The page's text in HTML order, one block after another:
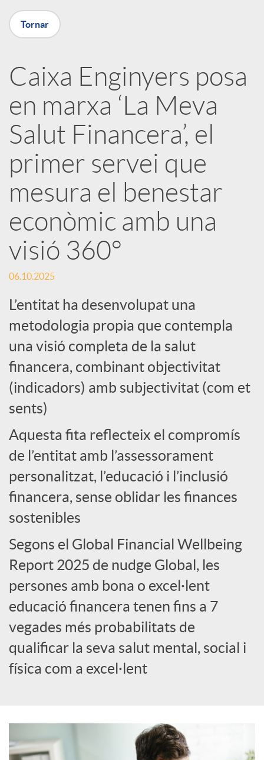
X
r
x
e
s
S
o
c
i
a
l
s
Tornar
Caixa Enginyers posa
en marxa ‘La Meva
Salut Financera’, el
primer servei que
mesura el benestar
econòmic amb una
visió 360°
06.10.2025
L’entitat ha desenvolupat una
metodologia propia que contempla
una visió completa de la salut
financera, combinant objectivitat
(indicadors) amb subjectivitat (com et
sents)
Aquesta fita reflecteix el compromís
de l’entitat amb l’assessorament
personalitzat, l’educació i l’inclusió
financera, sense oblidar les finances
sostenibles
Segons el Global Financial Wellbeing
Report 2025 de nudge Global, les
persones amb bona o excel·lent
educació financera tenen fins a 7
vegades més probabilitats de
qualificar la seva salut mental, social i
física com a excel·lent